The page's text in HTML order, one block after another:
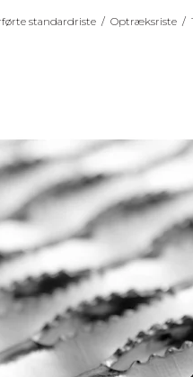
gitterrist
- Standardriste
- Fiberriste
- Optræksriste
Flexi
Flexi
standardriste / Optræksriste /